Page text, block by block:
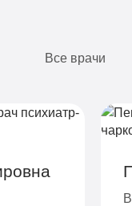
Все врачи